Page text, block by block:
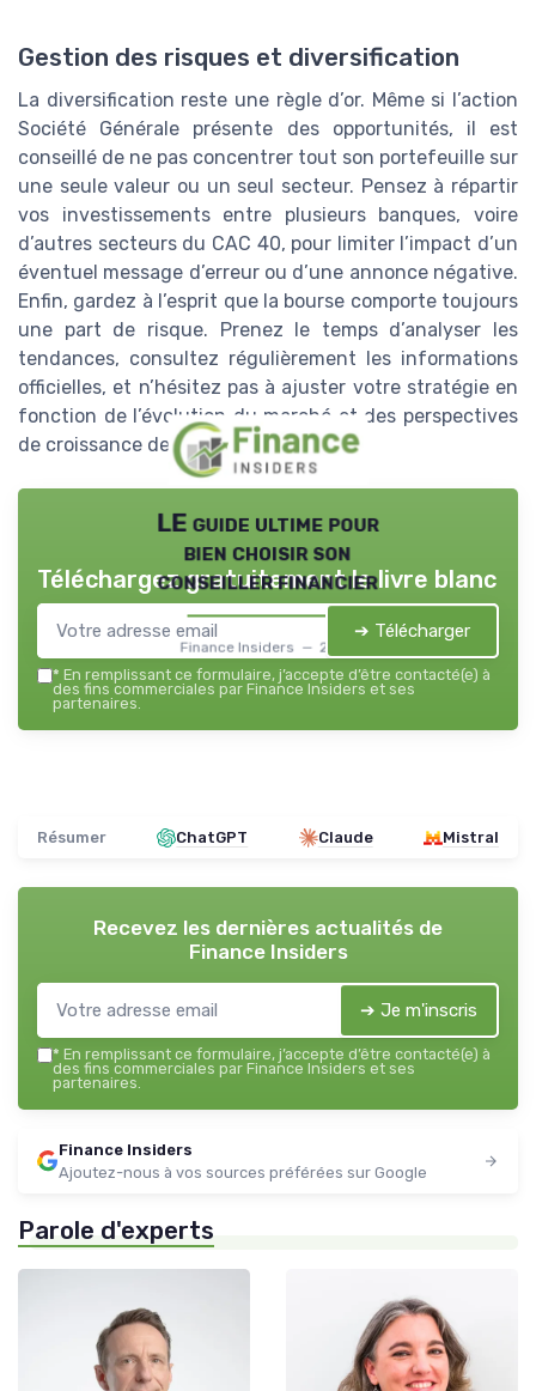
Gestion des risques et diversification
La diversification reste une règle d’or. Même si l’action
Société Générale présente des opportunités, il est
conseillé de ne pas concentrer tout son portefeuille sur
une seule valeur ou un seul secteur. Pensez à répartir
vos investissements entre plusieurs banques, voire
d’autres secteurs du CAC 40, pour limiter l’impact d’un
éventuel message d’erreur ou d’une annonce négative.
Enfin, gardez à l’esprit que la bourse comporte toujours
une part de risque. Prenez le temps d’analyser les
tendances, consultez régulièrement les informations
officielles, et n’hésitez pas à ajuster votre stratégie en
fonction de l’évolution du marché et des perspectives
de croissance de la Société Générale.
LE guide ultime pour
bien choisir son
conseiller financier
Finance Insiders — 2026
Téléchargez gratuitement le livre blanc
➔ Télécharger
* En remplissant ce formulaire, j’accepte d’être contacté(e) à
des fins commerciales par Finance Insiders et ses
partenaires.
Résumer ChatGPT Claude Mistral
Recevez les dernières actualités de
Finance Insiders
➔ Je m'inscris
* En remplissant ce formulaire, j’accepte d’être contacté(e) à
des fins commerciales par Finance Insiders et ses
partenaires.
Finance Insiders
Ajoutez-nous à vos sources préférées sur Google
Parole d'experts